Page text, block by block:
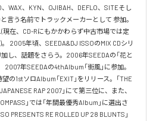
WAX、KYN、OJIBAH、DEFLO、SITEそし
言う名前でトラックメーカーとして 参加。
現在、CD-Rにもかかわらず中古市場では定
2005年頃、SEEDA&DJ ISSOのMIX CDシリ
加し、話題をさらう。2006年SEEDAの「花と
2007年SEEDAの4thAlbum「街風」に参加。
の1stソロAlbum「EXIT」をリリース。「THE
RAP 2007」にて第三位に、また、
」では「年間最優秀Album」に選出さ
PRESENTS RE ROLLED UP 28 BLUNTS」